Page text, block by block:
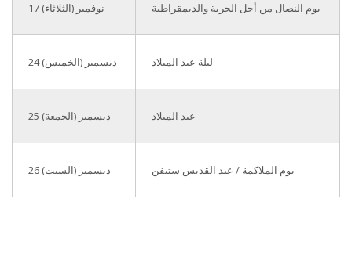
17 نوفمبر (الثلاثاء) يوم النضال من أجل الحرية والديمقراطية
24 ديسمبر (الخميس) ليلة عيد الميلاد
25 ديسمبر (الجمعة) عيد الميلاد
26 ديسمبر (السبت) يوم الملاكمة / عيد القديس ستيفن